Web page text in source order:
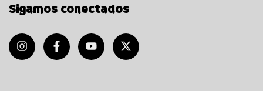
Sigamos conectados